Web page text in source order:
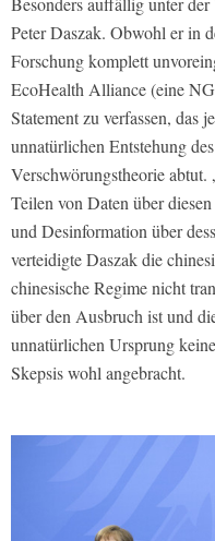
Peter Daszak. Obwohl er in
Forschung komplett
EcoHealth Alliance (eine
Statement zu verfassen, das
unnatürlichen Entstehung
Verschwörungstheorie abtut.
Teilen von Daten über
und Desinformation über
verteidigte Daszak die
chinesische Regime nicht
über den Ausbruch ist und
unnatürlichen Ursprung
Skepsis wohl angebracht.